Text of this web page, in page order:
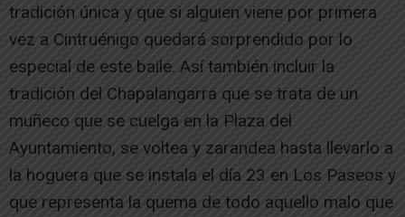
tradición única y que si alguien viene por primera
vez a Cintruénigo quedará sorprendido por lo
especial de este baile. Así también incluir la
tradición del Chapalangarra que se trata de un
muñeco que se cuelga en la Plaza del
Ayuntamiento, se voltea y zarandea hasta llevarlo a
la hoguera que se instala el día 23 en Los Paseos y
que representa la quema de todo aquello malo que